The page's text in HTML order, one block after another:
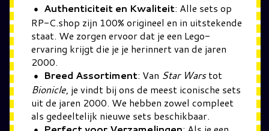
Authenticiteit en Kwaliteit: Alle sets op
RP-C.shop zijn 100% origineel en in uitstekende
staat. We zorgen ervoor dat je een Lego-
ervaring krijgt die je je herinnert van de jaren
2000.
Breed Assortiment: Van Star Warstot
Bionicle , je vindt bij ons de meest iconische sets
uit de jaren 2000. We hebben zowel compleet
als gedeeltelijk nieuwe sets beschikbaar.